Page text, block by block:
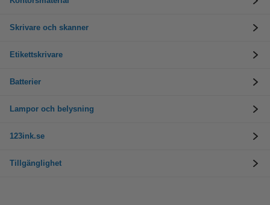
Skrivare och skanner
Etikettskrivare
Batterier
Lampor och belysning
123ink.se
Tillgänglighet